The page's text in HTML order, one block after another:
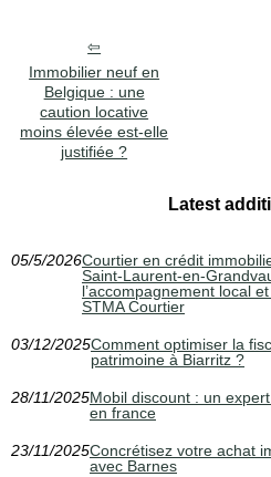
Immobilier neuf en
Belgique : une
caution locative
moins élevée est-elle
justifiée ?
Latest
05/5/2026Courtier en crédit
l’accompagnement local
STMA Courtier
03/12/2025Comment optimiser la
patrimoine à Biarritz ?
28/11/2025Mobil discount : un
en france
23/11/2025Concrétisez votre achat
avec Barnes